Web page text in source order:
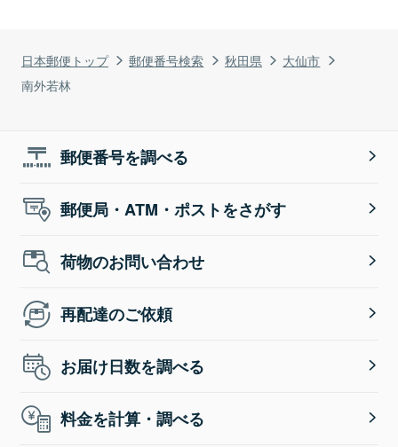
日本郵便トップ 郵便番号検索 秋田県
大仙市
南外若林
郵便番号を調べる
郵便局・ATM・ポストをさがす
荷物のお問い合わせ
再配達のご依頼
お届け日数を調べる
料金を計算・調べる